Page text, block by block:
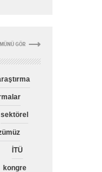
GÖR
sektörel
İTÜ
kongre